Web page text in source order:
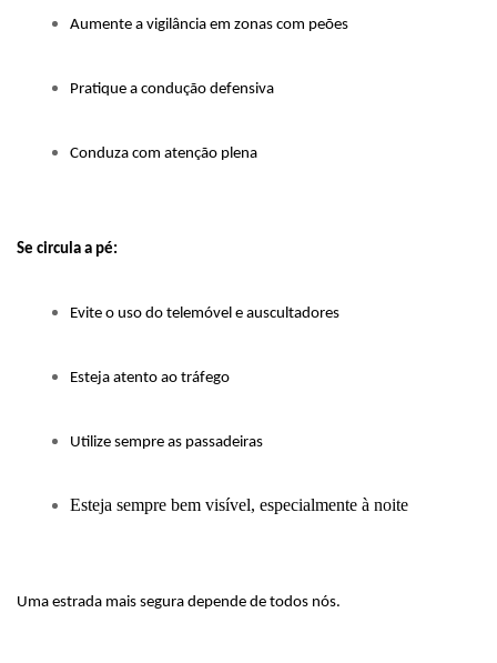
Aumente a vigilância em zonas com peões
Pratique a condução defensiva
Conduza com atenção plena
Se circula a pé:
Evite o uso do telemóvel e auscultadores
Esteja atento ao tráfego
Utilize sempre as passadeiras
Esteja sempre bem visível, especialmente à noite
Uma estrada mais segura depende de todos nós.